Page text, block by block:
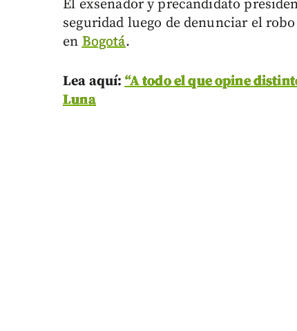
El exsenador y precandidato
seguridad luego de denunciar el
enBogotá.
Lea aquí:“A todo el que opine
Luna